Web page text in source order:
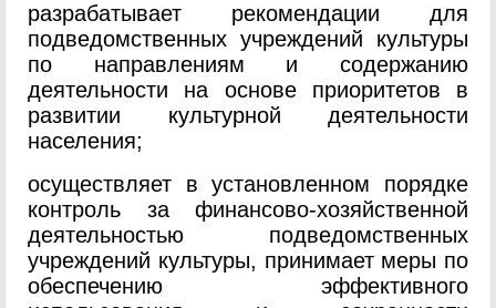
разрабатывает рекомендации для
подведомственных учреждений культуры
по направлениям и содержанию
деятельности на основе приоритетов в
развитии культурной деятельности
населения;
осуществляет в установленном порядке
контроль за финансово-хозяйственной
деятельностью подведомственных
учреждений культуры, принимает меры по
обеспечению эффективного